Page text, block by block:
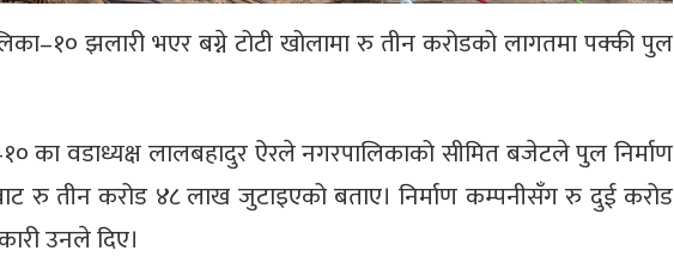
झलारी भएर बग्ने टोटी खोलामा रु तीन करोडको लागतमा पक्की पुल
का वडाध्यक्ष लालबहादुर ऐरले नगरपालिकाको सीमित बजेटले पुल निर्माण
रु तीन करोड ४८ लाख जुटाइएको बताए। निर्माण कम्पनीसँग रु दुई करोड
उनले दिए।